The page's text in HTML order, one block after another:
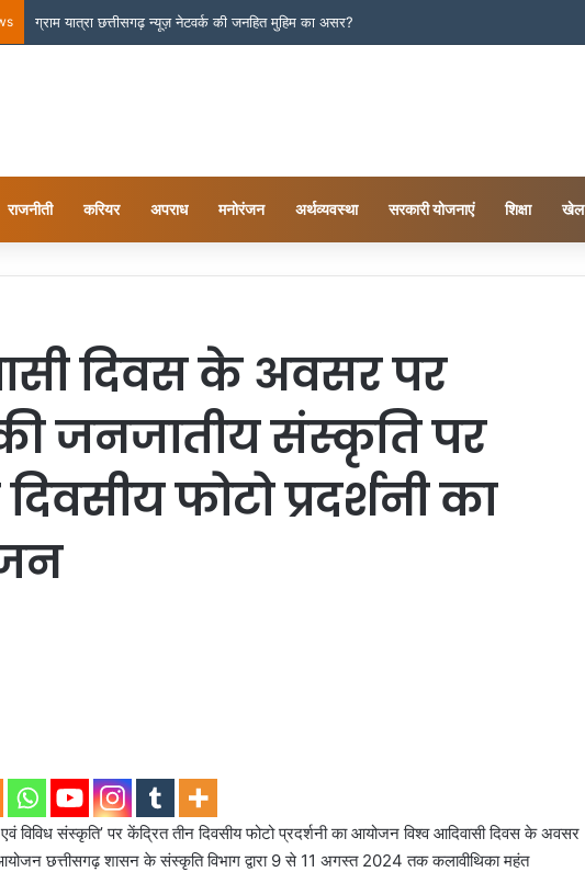
ग्राम यात्रा छत्तीसगढ़ न्यूज़ नेटवर्क की जनहित मुहिम का असर?
राजनीती करियर अपराध मनोरंजन अर्थव्यवस्था सरकारी योजनाएं शिक्षा खेल
दिवस के अवसर पर
जनजातीय संस्कृति पर
फोटो प्रदर्शनी का
विविध संस्कृति’ पर केंद्रित तीन दिवसीय फोटो प्रदर्शनी का आयोजन विश्व आदिवासी दिवस के अवसर
छत्तीसगढ़ शासन के संस्कृति विभाग द्वारा 9 से 11 अगस्त 2024 तक कलावीथिका महंत